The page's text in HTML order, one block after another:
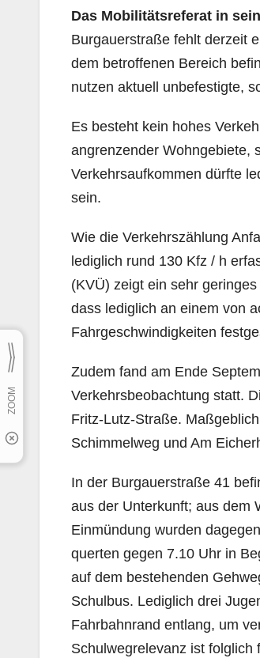
Das Mobilitätsreferat in
Burgauerstraße fehlt derzeit
dem betroffenen Bereich
nutzen aktuell unbefestigte,
Es besteht kein hohes
angrenzender Wohngebiete,
Verkehrsaufkommen dürfte
sein.
Wie die Verkehrszählung
lediglich rund 130 Kfz / h
(KVÜ) zeigt ein sehr
dass lediglich an einem von
Fahrgeschwindigkeiten
Zudem fand am Ende
Verkehrsbeobachtung statt.
Fritz-Lutz-Straße.
Schimmelweg und Am
In der Burgauerstraße 41
aus der Unterkunft; aus dem
Einmündung wurden
querten gegen 7.10 Uhr in
auf dem bestehenden
Schulbus. Lediglich drei
Fahrbahnrand entlang, um
Schulwegrelevanz ist folglich